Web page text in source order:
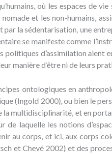
où les espaces de
et les non-humains,
la sédentarisation, une
se manifeste comme
politiques d’assimilation aient
manière d’être ni de leurs
ontologiques en
(Ingold 2000), ou bien le
la multidisciplinarité, et en
de laquelle les notions
au corps, et ici, aux corps
et Chevé 2002) et des